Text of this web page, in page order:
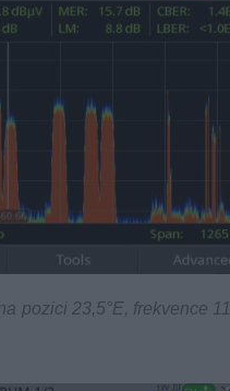
pozici 23,5°E, frekvence